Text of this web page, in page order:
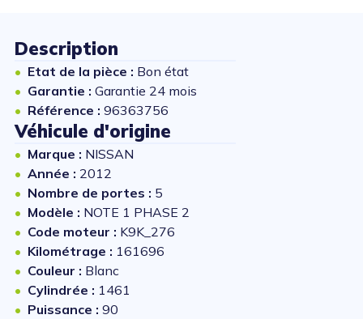
Description
Etat de la pièce : Bon état
Garantie : Garantie 24 mois
Référence : 96363756
Véhicule d'origine
Marque : NISSAN
Année : 2012
Nombre de portes : 5
Modèle : NOTE 1 PHASE 2
Code moteur : K9K_276
Kilométrage : 161696
Couleur : Blanc
Cylindrée : 1461
Puissance : 90